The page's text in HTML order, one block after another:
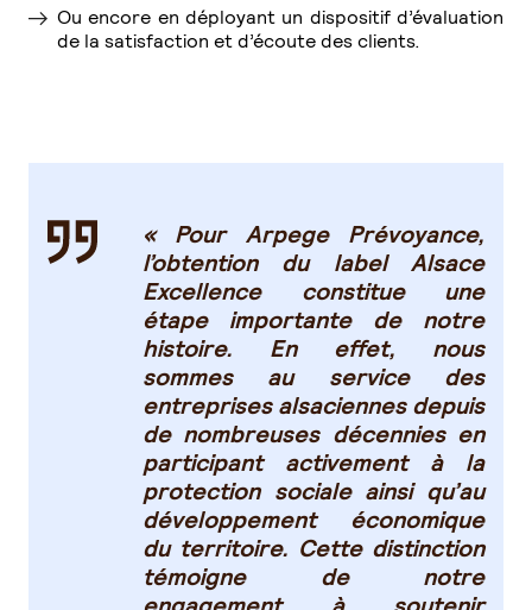
Ou encore en déployant un dispositif d’évaluation
de la satisfaction et d’écoute des clients.
« Pour Arpege Prévoyance,
l’obtention du label Alsace
Excellence constitue une
étape importante de notre
histoire. En effet, nous
sommes au service des
entreprises alsaciennes depuis
de nombreuses décennies en
participant activement à la
protection sociale ainsi qu’au
développement économique
du territoire. Cette distinction
témoigne de notre